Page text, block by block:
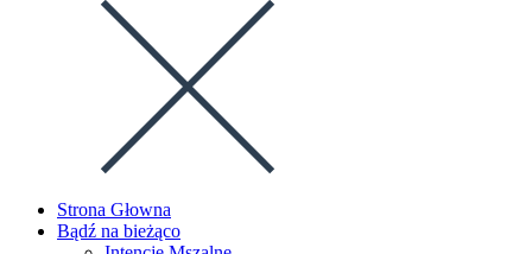
to
close
Strona Głowna
Bądź na bieżąco